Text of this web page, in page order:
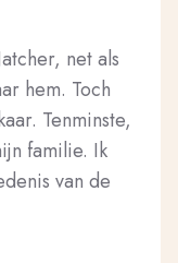
net als
hem. Toch
Tenminste,
familie. Ik
van de